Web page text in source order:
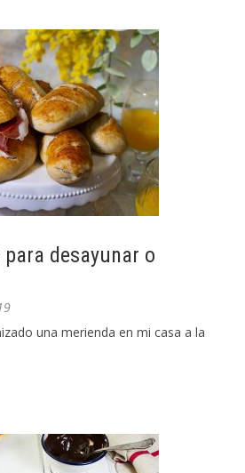
desayunar o
una merienda en mi casa a la